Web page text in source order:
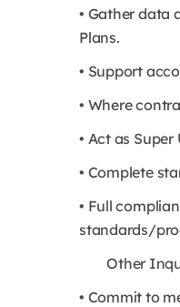
• Gather data
Plans.
• Support
• Where
• Act as
• Complete
• Full
standards/
Other
• Commit to